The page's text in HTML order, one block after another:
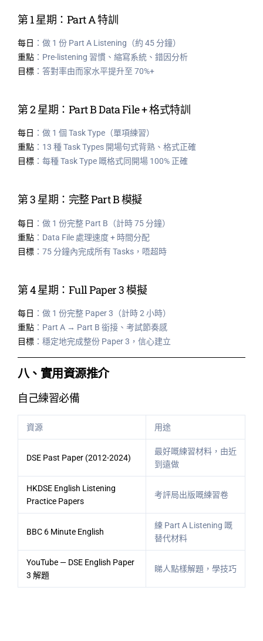
第 1 星期：Part A 特訓
每日 ：做 1 份 Part A Listening（約 45 分鐘）
重點 ：Pre-listening 習慣、縮寫系統、錯因分析
目標 ：答對率由而家水平提升至 70%+
第 2 星期：Part B Data File + 格式特訓
每日 ：做 1 個 Task Type（單項練習）
重點 ：13 種 Task Types 開場句式背熟、格式正確
目標 ：每種 Task Type 嘅格式同開場 100% 正確
第 3 星期：完整 Part B 模擬
每日 ：做 1 份完整 Part B（計時 75 分鐘）
重點 ：Data File 處理速度 + 時間分配
目標 ：75 分鐘內完成所有 Tasks，唔超時
第 4 星期：Full Paper 3 模擬
每日 ：做 1 份完整 Paper 3（計時 2 小時）
重點 ：Part A → Part B 銜接、考試節奏感
目標 ：穩定地完成整份 Paper 3，信心建立
八、實用資源推介
自己練習必備
資源 用途
DSE Past Paper (2012-2024)
最好嘅練習材料，由近
到遠做
HKDSE English Listening
Practice Papers
考評局出版嘅練習卷
BBC 6 Minute English
練 Part A Listening 嘅
替代材料
YouTube — DSE English Paper
3 解題
睇人點樣解題，學技巧